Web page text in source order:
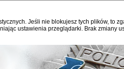
Jeśli nie blokujesz tych plików, to
ustawienia przeglądarki. Brak zmiany